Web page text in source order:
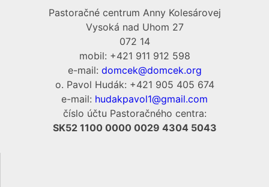
Pastoračné centrum Anny Kolesárovej
Vysoká nad Uhom 27
072 14
mobil: +421 911 912 598
e-mail: domcek@domcek.org
o. Pavol Hudák: +421 905 405 674
e-mail: hudakpavol1@gmail.com
číslo účtu Pastoračného centra:
SK52 1100 0000 0029 4304 5043